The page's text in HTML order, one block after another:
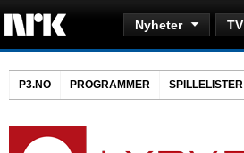
Nyheter TV
P3.NO PROGRAMMER SPILLELISTER